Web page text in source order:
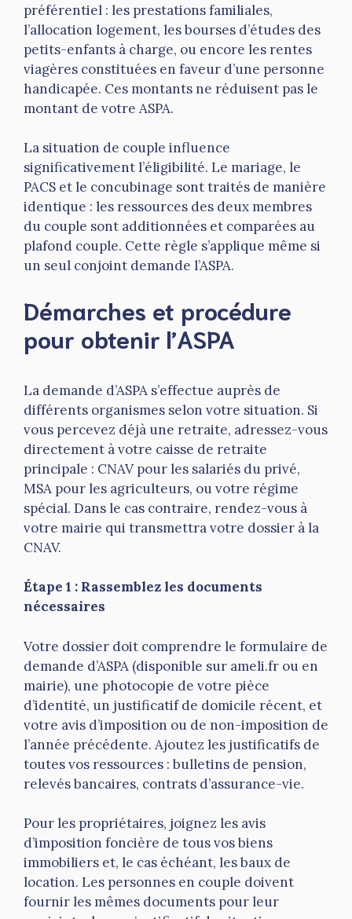
préférentiel : les prestations familiales,
l’allocation logement, les bourses d’études des
petits-enfants à charge, ou encore les rentes
viagères constituées en faveur d’une personne
handicapée. Ces montants ne réduisent pas le
montant de votre ASPA.
La situation de couple influence
significativement l’éligibilité. Le mariage, le
PACS et le concubinage sont traités de manière
identique : les ressources des deux membres
du couple sont additionnées et comparées au
plafond couple. Cette règle s’applique même si
un seul conjoint demande l’ASPA.
Démarches et procédure
pour obtenir l’ASPA
La demande d’ASPA s’effectue auprès de
différents organismes selon votre situation. Si
vous percevez déjà une retraite, adressez-vous
directement à votre caisse de retraite
principale : CNAV pour les salariés du privé,
MSA pour les agriculteurs, ou votre régime
spécial. Dans le cas contraire, rendez-vous à
votre mairie qui transmettra votre dossier à la
CNAV.
Étape 1 : Rassemblez les documents
nécessaires
Votre dossier doit comprendre le formulaire de
demande d’ASPA (disponible sur ameli.fr ou en
mairie), une photocopie de votre pièce
d’identité, un justificatif de domicile récent, et
votre avis d’imposition ou de non-imposition de
l’année précédente. Ajoutez les justificatifs de
toutes vos ressources : bulletins de pension,
relevés bancaires, contrats d’assurance-vie.
Pour les propriétaires, joignez les avis
d’imposition foncière de tous vos biens
immobiliers et, le cas échéant, les baux de
location. Les personnes en couple doivent
fournir les mêmes documents pour leur